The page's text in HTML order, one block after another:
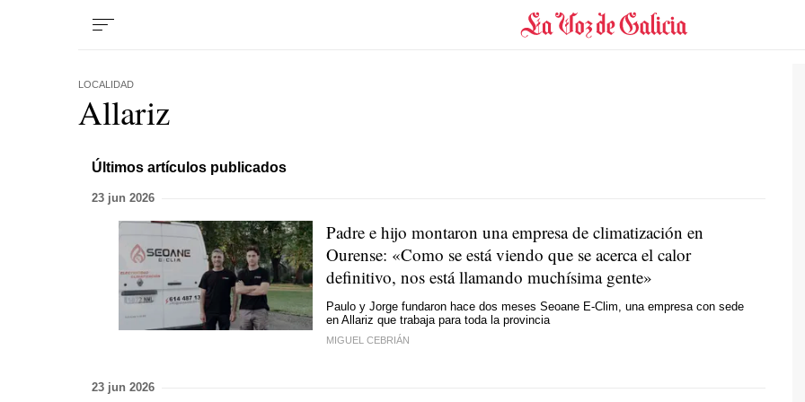
LOCALIDAD
Allariz
Últimos artículos publicados
23 jun 2026
Padre e hijo montaron una empresa de climatización en
Ourense: «Como se está viendo que se acerca el calor
definitivo, nos está llamando muchísima gente»
Paulo y Jorge fundaron hace dos meses Seoane E-Clim, una empresa con sede
en Allariz que trabaja para toda la provincia
MIGUEL CEBRIÁN
23 jun 2026